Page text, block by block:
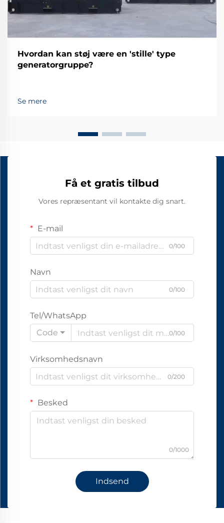
Hvordan kan støj være en 'stille' type
generatorgruppe?
Se mere
Få et gratis tilbud
Vores repræsentant vil kontakte dig snart.
E-mail
0/100
Navn
0/100
Tel/WhatsApp
Code
0/100
Virksomhedsnavn
0/200
Besked
0/1000
Indsend